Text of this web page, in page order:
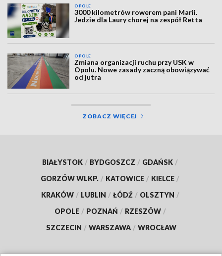
OPOLE
3000 kilometrów rowerem pani Marii.
Jedzie dla Laury chorej na zespół Retta
OPOLE
Zmiana organizacji ruchu przy USK w
Opolu. Nowe zasady zaczną obowiązywać
od jutra
ZOBACZ WIĘCEJ
BIAŁYSTOK / BYDGOSZCZ / GDAŃSK /
GORZÓW WLKP. / KATOWICE / KIELCE /
KRAKÓW / LUBLIN / ŁÓDŹ / OLSZTYN /
OPOLE / POZNAŃ / RZESZÓW /
SZCZECIN / WARSZAWA / WROCŁAW